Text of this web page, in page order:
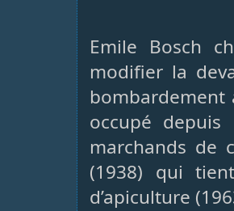
Emile Bosch
modifier la
bombardement
occupé
marchands de
(1938) qui
d’apiculture